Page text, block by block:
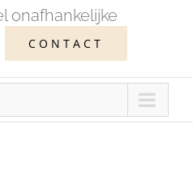
onafhankelijke
CONTACT